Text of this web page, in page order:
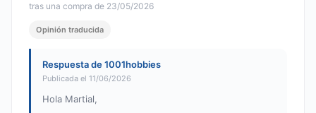
tras una compra de 23/05/2026
Opinión traducida
Respuesta de 1001hobbies
Publicada el 11/06/2026
Hola Martial,